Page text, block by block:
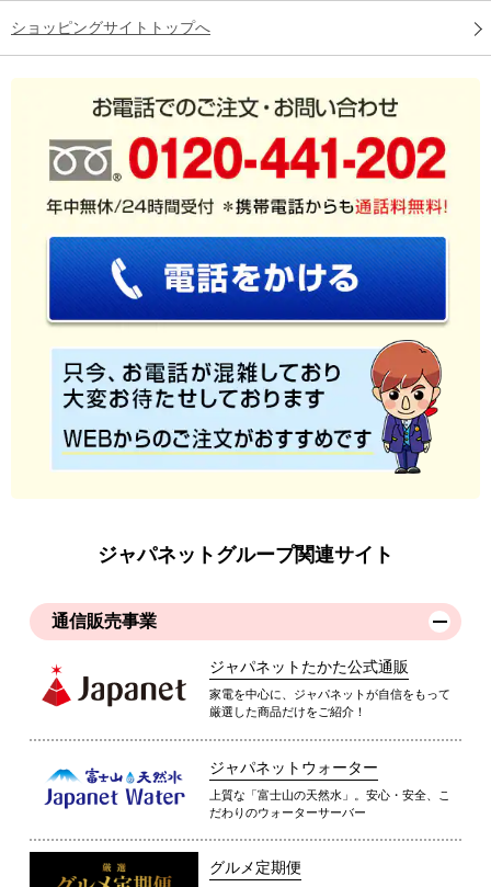
ショッピングサイトトップへ
ジャパネットグループ関連サイト
通信販売事業
ジャパネットたかた公式通販
家電を中心に、ジャパネットが自信をもって
厳選した商品だけをご紹介！
ジャパネットウォーター
上質な「富士山の天然水」。安心・安全、こ
だわりのウォーターサーバー
グルメ定期便